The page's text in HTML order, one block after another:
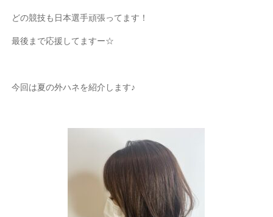
どの競技も日本選手頑張ってます！
最後まで応援してますー☆
今回は夏の外ハネを紹介します♪